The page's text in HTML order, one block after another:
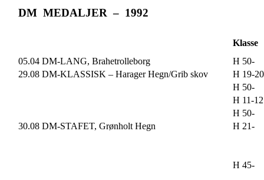
DM MEDALJER – 1992
Klasse
05.04 DM-LANG, Brahetrolleborg
H 50-
29.08 DM-KLASSISK – Harager Hegn/Grib skov
H 19-20
H 50-
H 11-12
H 50-
30.08 DM-STAFET, Grønholt Hegn
H 21-
H 45-